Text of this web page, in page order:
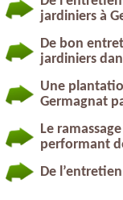
jardiniers à
De bon
jardiniers
Une
Germagnat
Le
performant
De